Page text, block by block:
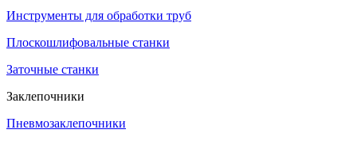
Инструменты для обработки труб
Плоскошлифовальные станки
Заточные станки
Заклепочники
Пневмозаклепочники